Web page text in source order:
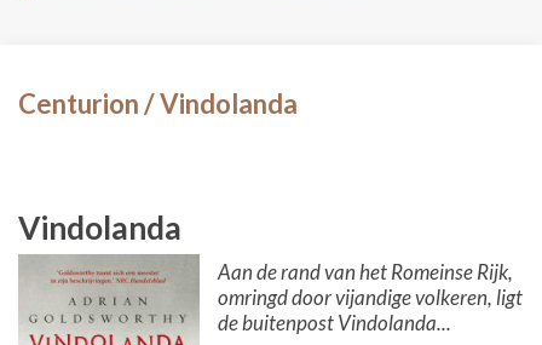
Centurion / Vindolanda
Vindolanda
Aan de rand van het Romeinse Rijk,
omringd door vijandige volkeren, ligt
de buitenpost Vindolanda...